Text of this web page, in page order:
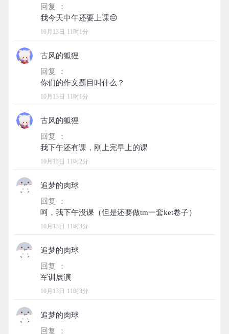
回复 ：
10月13日 11时1分
古风的狐狸
回复 ：
10月13日 11时1分
古风的狐狸
回复 ：
10月13日 11时2分
追梦的肉球
回复 ：
10月13日 11时3分
追梦的肉球
回复 ：
10月13日 11时3分
追梦的肉球
回复 ：